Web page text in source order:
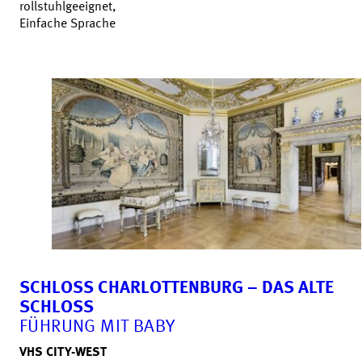
rollstuhlgeeignet,
Einfache Sprache
SCHLOSS CHARLOTTENBURG – DAS ALTE
SCHLOSS
FÜHRUNG MIT BABY
VHS CITY-WEST